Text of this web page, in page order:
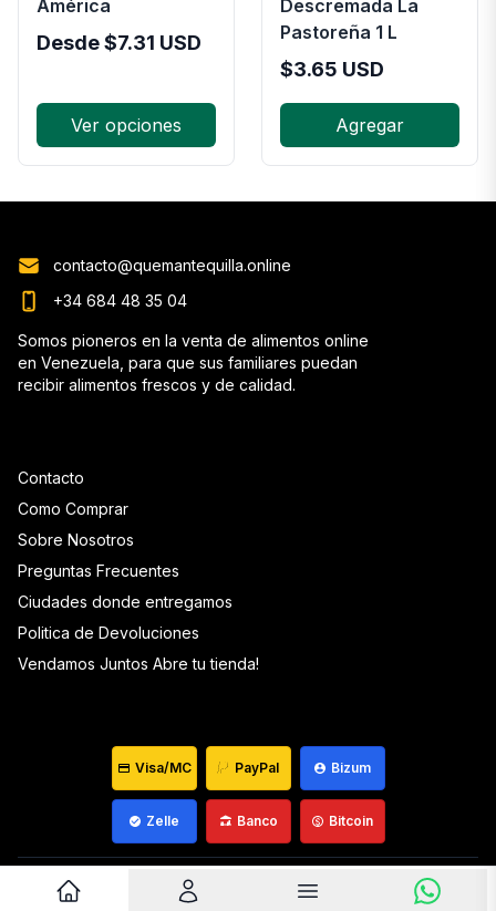
América
Desde$7.31 USD
Ver opciones
Descremada La
Pastoreña 1 L
$3.65 USD
Agregar
Contacto
Como Comprar
Sobre Nosotros
Preguntas Frecuentes
Ciudades donde entregamos
Politica de Devoluciones
Vendamos Juntos Abre tu tienda!
contacto@quemantequilla.online
+34 684 48 35 04
Somos pioneros en la venta de alimentos online
en Venezuela, para que sus familiares puedan
recibir alimentos frescos y de calidad.
Visa/MC PayPal Bizum
Zelle Banco Bitcoin
Venezuela © Que Mantequilla